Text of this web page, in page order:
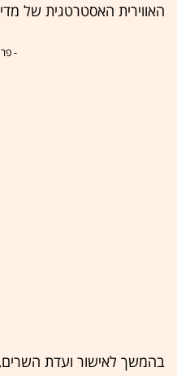
האווירית האסטרטגית של
-
בהמשך לאישור ועדת